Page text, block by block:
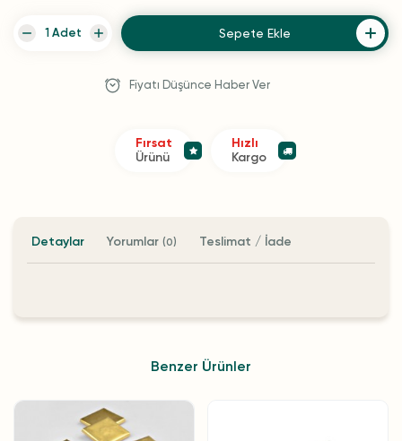
Sepete Ekle
Fiyatı Düşünce Haber Ver
Fırsat
Ürünü
Hızlı
Kargo
Detaylar Yorumlar (0) Teslimat / İade
Benzer Ürünler